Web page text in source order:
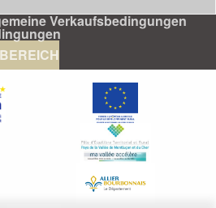
Verkaufsbedingungen